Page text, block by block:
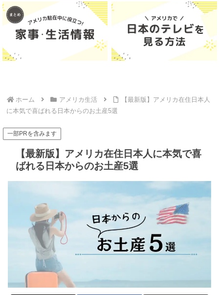
ホーム アメリカ生活
【最新版】アメリカ在住日本人
に本気で喜ばれる日本からのお土産5選
一部PRを含みます
【最新版】アメリカ在住日本人に本気で喜
ばれる日本からのお土産5選